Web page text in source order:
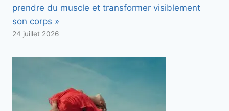
prendre du muscle et transformer visiblement
son corps »
24 juillet 2026